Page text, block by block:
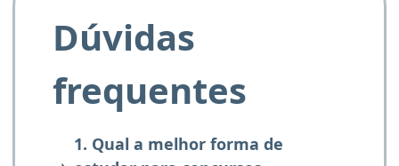
Dúvidas
frequentes
1. Qual a melhor forma de